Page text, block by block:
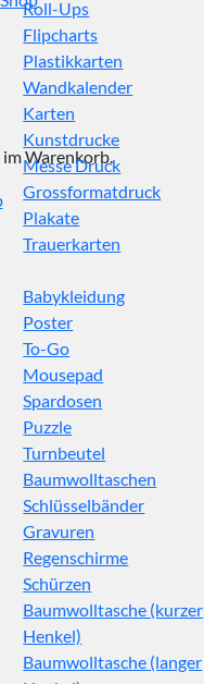
Warenkorb.
Roll-Ups
Flipcharts
Plastikkarten
Wandkalender
Karten
Kunstdrucke
Messe Druck
Grossformatdruck
Plakate
Trauerkarten
Babykleidung
Poster
To-Go
Mousepad
Spardosen
Puzzle
Turnbeutel
Baumwolltaschen
Schlüsselbänder
Gravuren
Regenschirme
Schürzen
Baumwolltasche (kurzer
Henkel)
Baumwolltasche (langer